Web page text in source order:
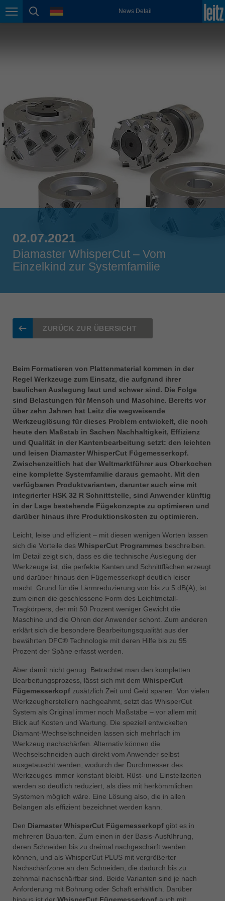
Seitennavigation
Seitensuche
Sprache News Detail
México
polski
Portugal
português
România
Română
Schweiz
Slovenija
Suomi
Taiwan
türkçe
USA
english
Việt Nam
tiếng việt
中国
中文
ประเทศไทย
ไทย
Україна
yкраїнська
02.07.2021
Diamaster WhisperCut – Vom
Einzelkind zur Systemfamilie
ZURÜCK ZUR ÜBERSICHT
Beim Formatieren von Plattenmaterial kommen in der
Regel Werkzeuge zum Einsatz, die aufgrund ihrer
baulichen Auslegung laut und schwer sind. Die Folge
sind Belastungen für Mensch und Maschine. Bereits vor
über zehn Jahren hat Leitz die wegweisende
Werkzeuglösung für dieses Problem entwickelt, die noch
heute den Maßstab in Sachen Nachhaltigkeit, Effizienz
und Qualität in der Kantenbearbeitung setzt: den leichten
und leisen Diamaster WhisperCut Fügemesserkopf.
Zwischenzeitlich hat der Weltmarktführer aus Oberkochen
eine komplette Systemfamilie daraus gemacht. Mit den
verfügbaren Produktvarianten, darunter auch eine mit
integrierter HSK 32 R Schnittstelle, sind Anwender künftig
in der Lage bestehende Fügekonzepte zu optimieren und
darüber hinaus ihre Produktionskosten zu optimieren.
Leicht, leise und effizient – mit diesen wenigen Worten lassen
sich die Vorteile des WhisperCut Programmes beschreiben.
Im Detail zeigt sich, dass es die technische Auslegung der
Werkzeuge ist, die perfekte Kanten und Schnittflächen erzeugt
und darüber hinaus den Fügemesserkopf deutlich leiser
macht. Grund für die Lärmreduzierung von bis zu 5 dB(A), ist
zum einen die geschlossene Form des Leichtmetall-
Tragkörpers, der mit 50 Prozent weniger Gewicht die
Maschine und die Ohren der Anwender schont. Zum anderen
erklärt sich die besondere Bearbeitungsqualität aus der
bewährten DFC® Technologie mit deren Hilfe bis zu 95
Prozent der Späne erfasst werden.
Aber damit nicht genug. Betrachtet man den kompletten
Bearbeitungsprozess, lässt sich mit dem WhisperCut
Fügemesserkopf zusätzlich Zeit und Geld sparen. Von vielen
Werkzeugherstellern nachgeahmt, setzt das WhisperCut
System als Original immer noch Maßstäbe – vor allem mit
Blick auf Kosten und Wartung. Die speziell entwickelten
Diamant-Wechselschneiden lassen sich mehrfach im
Werkzeug nachschärfen. Alternativ können die
Wechselschneiden auch direkt vom Anwender selbst
ausgetauscht werden, wodurch der Durchmesser des
Werkzeuges immer konstant bleibt. Rüst- und Einstellzeiten
werden so deutlich reduziert, als dies mit herkömmlichen
Systemen möglich wäre. Eine Lösung also, die in allen
Belangen als effizient bezeichnet werden kann.
Den Diamaster WhisperCut Fügemesserkopf gibt es in
mehreren Bauarten. Zum einen in der Basis-Ausführung,
deren Schneiden bis zu dreimal nachgeschärft werden
können, und als WhisperCut PLUS mit vergrößerter
Nachschärfzone an den Schneiden, die dadurch bis zu
zehnmal nachschärfbar sind. Beide Varianten sind je nach
Anforderung mit Bohrung oder Schaft erhältlich. Darüber
hinaus ist der WhisperCut Fügemesserkopf auch mit